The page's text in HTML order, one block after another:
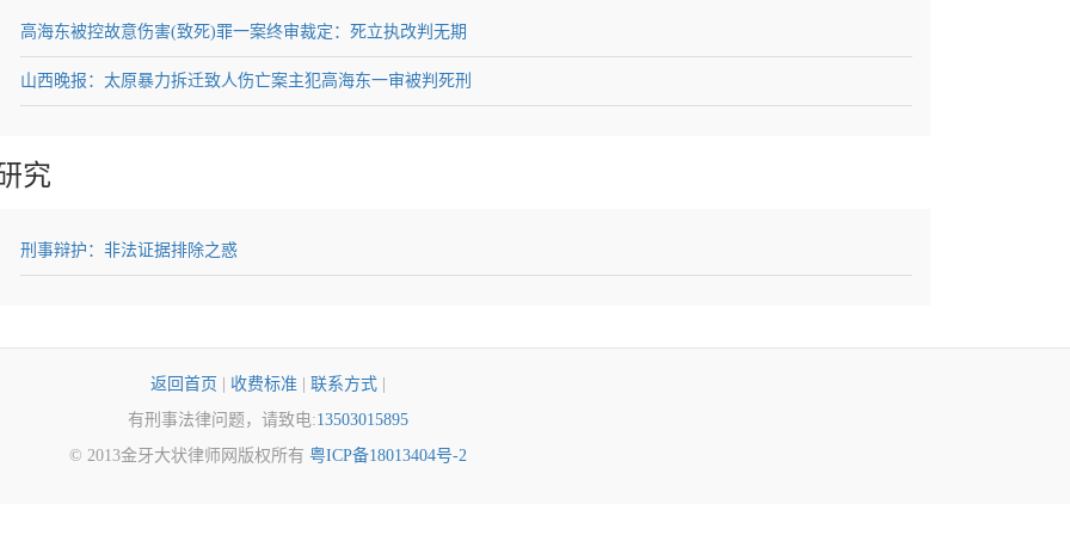
高海东被控故意伤害(致死)罪一案终审裁定：死立执改判无期
山西晚报：太原暴力拆迁致人伤亡案主犯高海东一审被判死刑
究
刑事辩护：非法证据排除之惑
返回首页 收费标准 联系方式|
有刑事法律问题，请致电:13503015895
© 2013金牙大状律师网版权所有 粤ICP备18013404号-2